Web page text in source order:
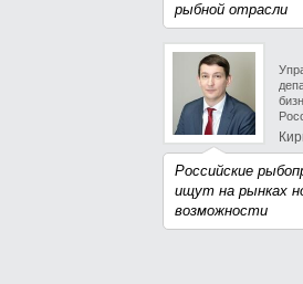
рыбной отрасли
Российские
ищут на рынках
возможности